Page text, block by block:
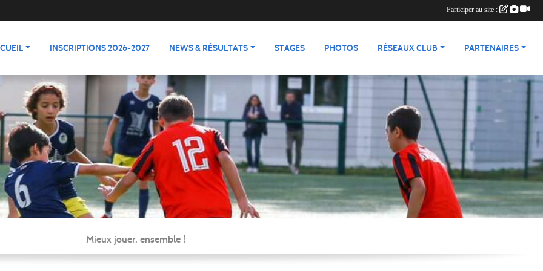
INSCRIPTIONS 2026-2027 NEWS & RÉSULTATS STAGES PHOTOS RÉSEAUX CLUB PARTENAIRES
Mieux jouer, ensemble !
Participer au site :